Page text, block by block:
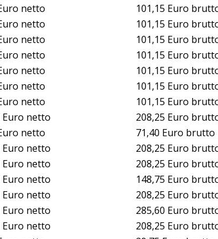
netto
101,15 Euro
netto
101,15 Euro
netto
101,15 Euro
netto
101,15 Euro
netto
101,15 Euro
netto
101,15 Euro
netto
101,15 Euro
Euro netto
208,25 Euro
netto
71,40 Euro brutto
Euro netto
208,25 Euro
Euro netto
208,25 Euro
Euro netto
148,75 Euro
Euro netto
208,25 Euro
Euro netto
285,60 Euro
Euro netto
208,25 Euro